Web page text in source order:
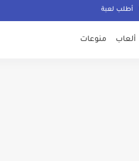
أطلب لعبة
ألعاب منوعات